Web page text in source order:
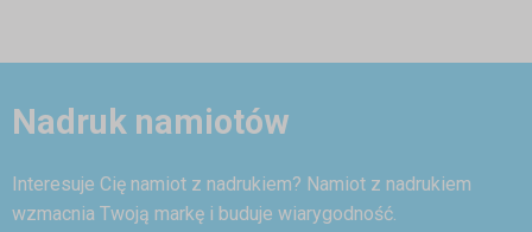
Nadruk namiotów
Interesuje Cię namiot z nadrukiem? Namiot z nadrukiem
wzmacnia Twoją markę i buduje wiarygodność.